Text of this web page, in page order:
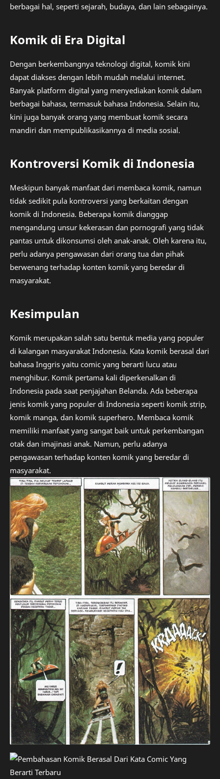
berbagai hal, seperti sejarah, budaya, dan lain sebagainya.
Komik di Era Digital
Dengan berkembangnya teknologi digital, komik kini
dapat diakses dengan lebih mudah melalui internet.
Banyak platform digital yang menyediakan komik dalam
berbagai bahasa, termasuk bahasa Indonesia. Selain itu,
kini juga banyak orang yang membuat komik secara
mandiri dan mempublikasikannya di media sosial.
Kontroversi Komik di Indonesia
Meskipun banyak manfaat dari membaca komik, namun
tidak sedikit pula kontroversi yang berkaitan dengan
komik di Indonesia. Beberapa komik dianggap
mengandung unsur kekerasan dan pornografi yang tidak
pantas untuk dikonsumsi oleh anak-anak. Oleh karena itu,
perlu adanya pengawasan dari orang tua dan pihak
berwenang terhadap konten komik yang beredar di
masyarakat.
Kesimpulan
Komik merupakan salah satu bentuk media yang populer
di kalangan masyarakat Indonesia. Kata komik berasal dari
bahasa Inggris yaitu comic yang berarti lucu atau
menghibur. Komik pertama kali diperkenalkan di
Indonesia pada saat penjajahan Belanda. Ada beberapa
jenis komik yang populer di Indonesia seperti komik strip,
komik manga, dan komik superhero. Membaca komik
memiliki manfaat yang sangat baik untuk perkembangan
otak dan imajinasi anak. Namun, perlu adanya
pengawasan terhadap konten komik yang beredar di
masyarakat.